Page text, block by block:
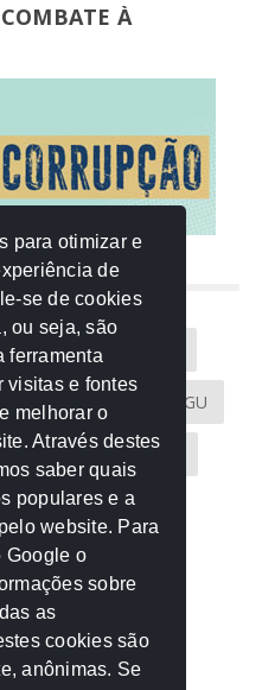
À
AMM
MT CGU
MT MPE-MT
PGE-MT PGR
para otimizar e
de
se de cookies
ou seja, são
ferramenta
visitas e fontes
melhorar o
Através destes
saber quais
populares e a
website. Para
Google o
sobre
as
cookies são
anônimas. Se